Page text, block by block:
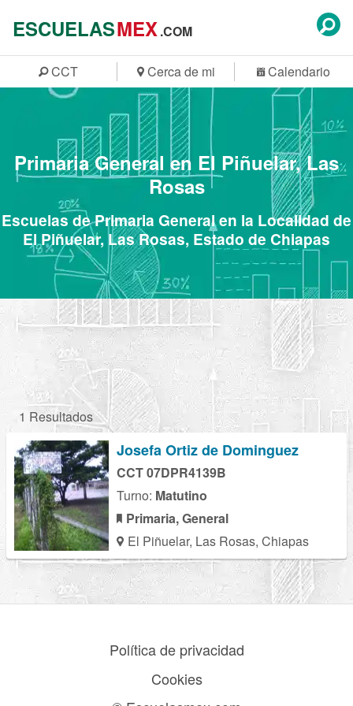
ESCUELASMEX.COM
CCT Cerca de mi Calendario
Primaria General en El Piñuelar, Las
Rosas
Escuelas de Primaria General en la Localidad de
El Piñuelar, Las Rosas, Estado de Chiapas
1 Resultados
Josefa Ortiz de Dominguez
CCT 07DPR4139B
Turno: Matutino
Primaria, General
El Piñuelar, Las Rosas, Chiapas
Política de privacidad
Cookies